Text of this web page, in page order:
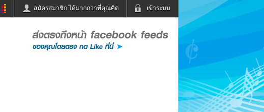
เข้าระบบ
สมัครสมาชิก ได้มากกว่าที่คุณคิด
ฟังวิทยุออนไลน์
Email